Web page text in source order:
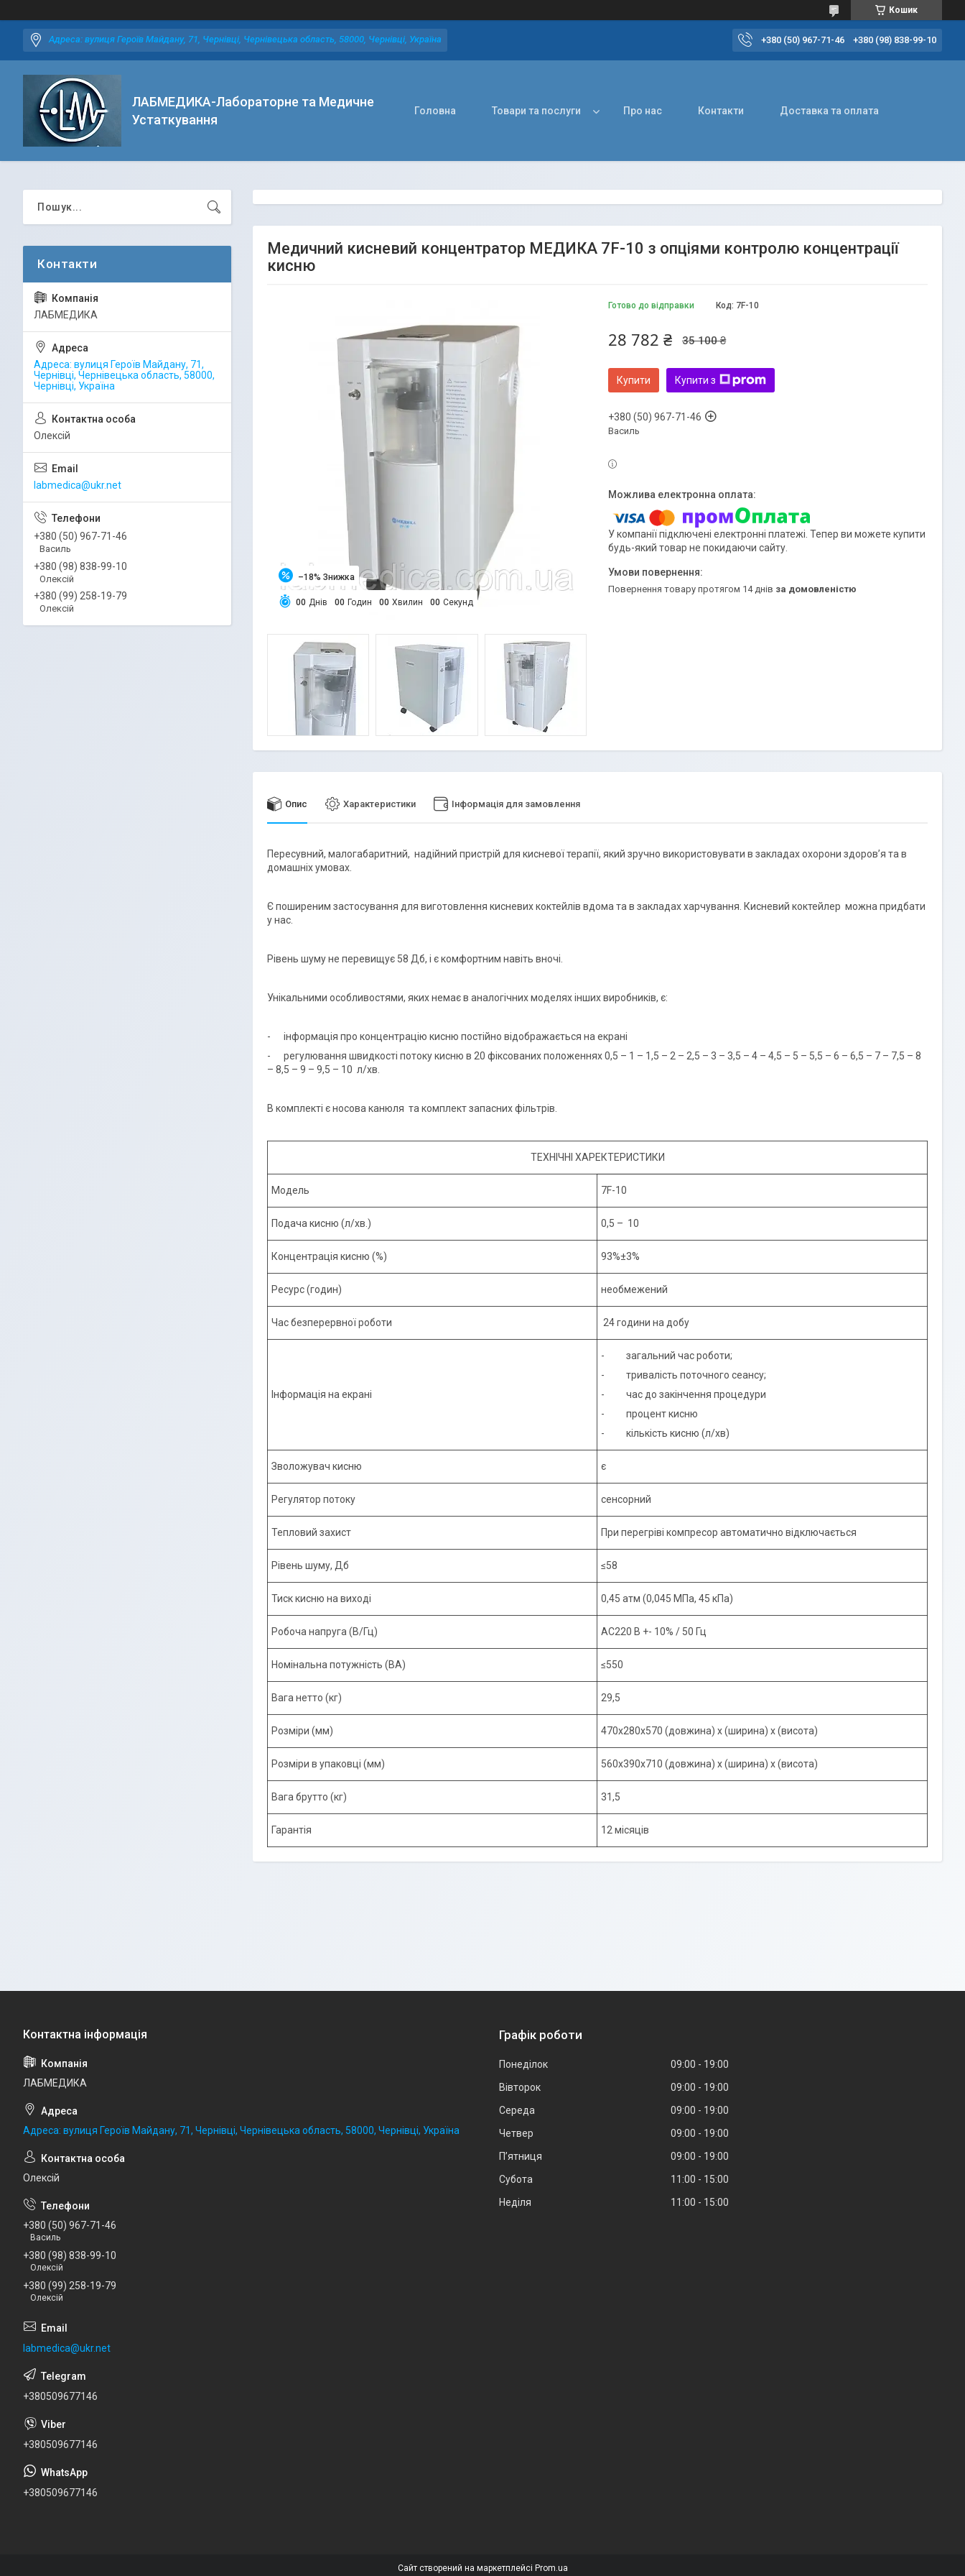
Кошик
Адреса: вулиця Героїв Майдану, 71, Чернівці, Чернівецька область, 58000, Чернівці, Україна +380 (50) 967-71-46 +380 (98) 838-99-10
ЛАБМЕДИКА-Лабораторне та Медичне
Устаткування
Головна Товари та послуги Про нас Контакти Доставка та оплата
Медичний кисневий концентратор МЕДИКА 7F-10 з опціями контролю концентрації
кисню
–18%
00 Днів 00 Годин 00 Хвилин 00 Секунд
Готово до відправки Код: 7F-10
35 100 ₴
28 782 ₴
Купити Купити з
+380 (50) 967-71-46
Василь
У компанії підключені електронні платежі. Тепер ви можете купити
будь-який товар не покидаючи сайту.
повернення товару протягом 14 днів за домовленістю
Опис Характеристики Інформація для замовлення
Пересувний, малогабаритний, надійний пристрій для кисневої терапії, який зручно використовувати в закладах охорони здоров’я та в
домашніх умовах.
Є поширеним застосування для виготовлення кисневих коктейлів вдома та в закладах харчування. Кисневий коктейлер можна придбати
у нас.
Рівень шуму не перевищує 58 Дб, і є комфортним навіть вночі.
Унікальними особливостями, яких немає в аналогічних моделях інших виробників, є:
- інформація про концентрацію кисню постійно відображається на екрані
- регулювання швидкості потоку кисню в 20 фіксованих положеннях 0,5 – 1 – 1,5 – 2 – 2,5 – 3 – 3,5 – 4 – 4,5 – 5 – 5,5 – 6 – 6,5 – 7 – 7,5 – 8
– 8,5 – 9 – 9,5 – 10 л/хв.
В комплекті є носова канюля та комплект запасних фільтрів.
ТЕХНІЧНІ ХАРЕКТЕРИСТИКИ
Модель 7F-10
Подача кисню (л/хв.) 0,5 – 10
Концентрація кисню (%) 93%±3%
Ресурс (годин) необмежений
Час безперервної роботи 24 години на добу
Інформація на екрані
- загальний час роботи;
- тривалість поточного сеансу;
- час до закінчення процедури
- процент кисню
- кількість кисню (л/хв)
Зволожувач кисню є
Регулятор потоку сенсорний
Тепловий захист При перегріві компресор автоматично відключається
Рівень шуму, Дб ≤58
Тиск кисню на виході 0,45 атм (0,045 МПа, 45 кПа)
Робоча напруга (В/Гц) АС220 В +- 10% / 50 Гц
Номінальна потужність (ВА) ≤550
Вага нетто (кг) 29,5
Розміри (мм) 470х280х570 (довжина) х (ширина) х (висота)
Розміри в упаковці (мм) 560х390х710 (довжина) х (ширина) х (висота)
Вага брутто (кг) 31,5
Гарантія 12 місяців
ЛАБМЕДИКА
Адреса: вулиця Героїв Майдану, 71,
Чернівці, Чернівецька область, 58000,
Чернівці, Україна
Олексій
labmedica@ukr.net
+380 (50) 967-71-46
Василь
+380 (98) 838-99-10
Олексій
+380 (99) 258-19-79
Олексій
ЛАБМЕДИКА
Адреса: вулиця Героїв Майдану, 71, Чернівці, Чернівецька область, 58000, Чернівці, Україна
Олексій
+380 (50) 967-71-46
Василь
+380 (98) 838-99-10
Олексій
+380 (99) 258-19-79
Олексій
labmedica@ukr.net
+380509677146
+380509677146
+380509677146
Графік роботи
Понеділок 09:00
19:00
Вівторок
09:00
19:00
Середа
09:00
19:00
Четвер
09:00
19:00
Пʼятниця
09:00
19:00
Субота
11:00
15:00
Неділя
11:00 15:00
Сайт створений на маркетплейсі Prom.ua